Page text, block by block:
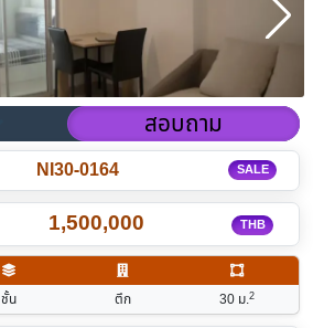
สอบถาม
NI30-0164 SALE
1,500,000 THB
ชั้น ตึก 30 ม.2